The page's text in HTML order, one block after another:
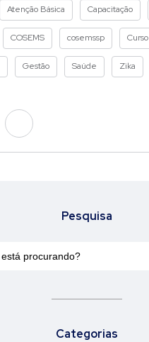
Atenção Básica Capacitação
COSEMS cosemssp Curso
Gestão Saúde Zika
Pesquisa
Categorias